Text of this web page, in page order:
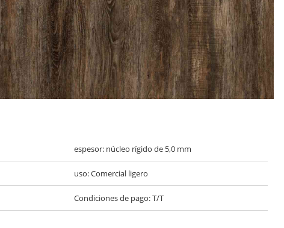
espesor: núcleo rígido de 5,0 mm
uso: Comercial ligero
Condiciones de pago: T/T